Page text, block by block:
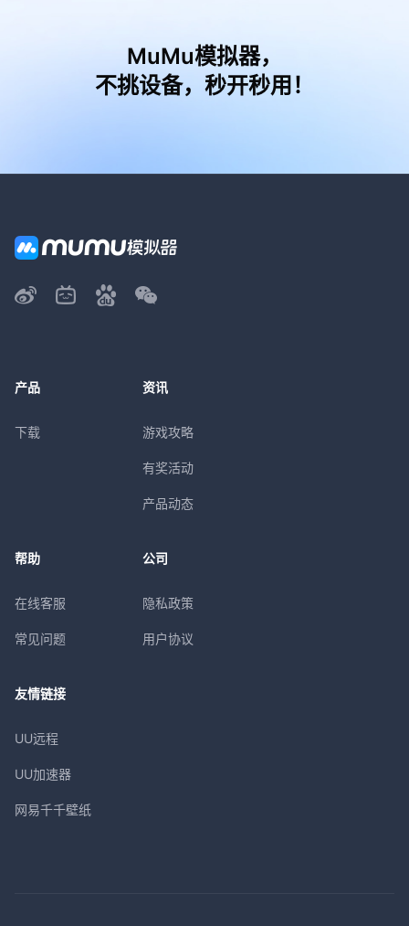
MuMu模拟器，
不挑设备，秒开秒用！
产品
下载
资讯
游戏攻略
有奖活动
产品动态
帮助
在线客服
常见问题
公司
隐私政策
用户协议
友情链接
UU远程
UU加速器
网易千千壁纸